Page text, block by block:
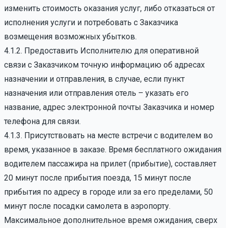
изменить стоимость оказания услуг, либо отказаться от
исполнения услуги и потребовать с Заказчика
возмещения возможных убытков.
4.1.2. Предоставить Исполнителю для оперативной
связи с Заказчиком точную информацию об адресах
назначении и отправления, в случае, если пункт
назначения или отправления отель – указать его
название, адрес электронной почты Заказчика и номер
телефона для связи.
4.1.3. Присутствовать на месте встречи с водителем во
время, указанное в заказе. Время бесплатного ожидания
водителем пассажира на прилет (прибытие), составляет
20 минут после прибытия поезда, 15 минут после
прибытия по адресу в городе или за его пределами, 50
минут после посадки самолета в аэропорту.
Максимальное дополнительное время ожидания, сверх